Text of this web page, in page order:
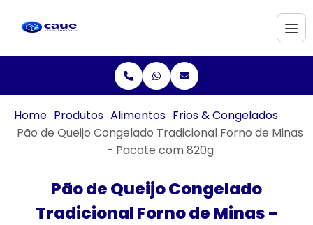
Home Produtos Alimentos Frios & Congelados
Pão de Queijo Congelado Tradicional Forno de Minas
- Pacote com 820g
Pão de Queijo Congelado
Tradicional Forno de Minas -